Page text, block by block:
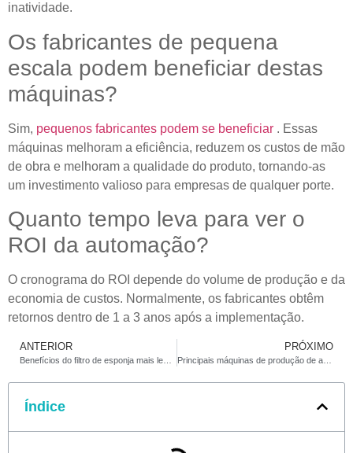
inatividade.
Os fabricantes de pequena
escala podem beneficiar destas
máquinas?
Sim, pequenos fabricantes podem se beneficiar . Essas
máquinas melhoram a eficiência, reduzem os custos de mão
de obra e melhoram a qualidade do produto, tornando-as
um investimento valioso para empresas de qualquer porte.
Quanto tempo leva para ver o
ROI da automação?
O cronograma do ROI depende do volume de produção e da
economia de custos. Normalmente, os fabricantes obtêm
retornos dentro de 1 a 3 anos após a implementação.
ANTERIOR PRÓXIMO
Principais máquinas de produção de acessórios para isqueiros revisadas em 2025
Índice